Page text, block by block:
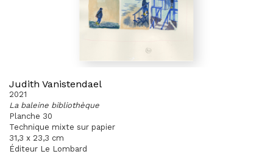
Judith Vanistendael
2021
La baleine bibliothèque
Planche 30
Technique mixte sur papier
31,3 x 23,3 cm
Éditeur Le Lombard